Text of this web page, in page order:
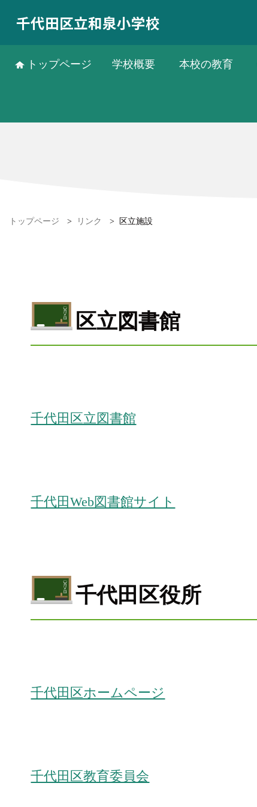
千代田区立和泉小学校
トップページ 学校概要 本校の教育
トップページ > リンク > 区立施設
区立図書館
千代田区立図書館
千代田Web図書館サイト
千代田区役所
千代田区ホームページ
千代田区教育委員会